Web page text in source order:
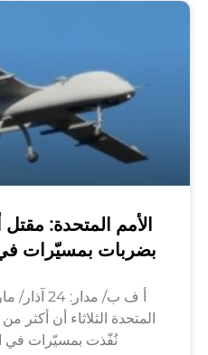
بضربات بمسيّرات في
نُفّذت بمسيّرات في